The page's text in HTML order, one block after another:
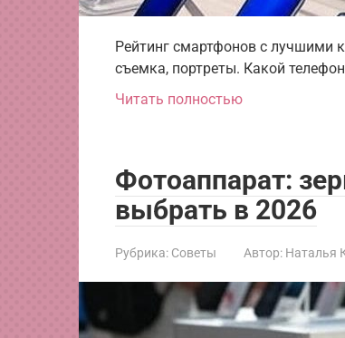
Рейтинг смартфонов с лучшими
съемка, портреты. Какой
Читать полностью
Фотоаппарат:
выбрать в 2026
Рубрика: Советы Автор: Наталья